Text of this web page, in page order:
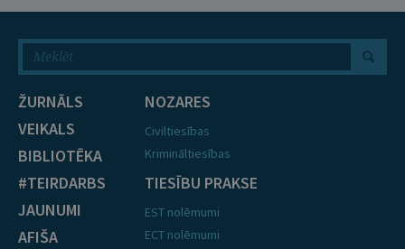
ŽURNĀLS
VEIKALS
BIBLIOTĒKA
#TEIRDARBS
JAUNUMI
AFIŠA
NOZARES
Civiltiesības
Krimināltiesības
TIESĪBU PRAKSE
EST nolēmumi
ECT nolēmumi